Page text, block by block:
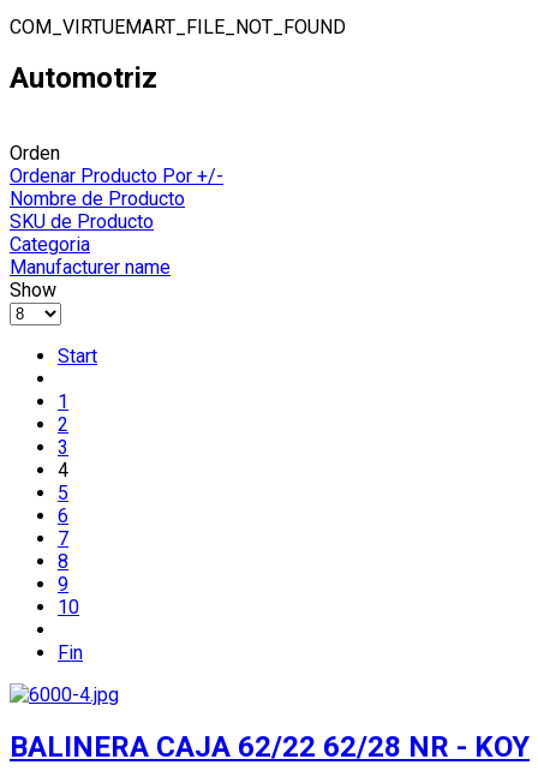
COM_VIRTUEMART_FILE_NOT_FOUND
Automotriz
Orden
Ordenar Producto Por +/-
Nombre de Producto
SKU de Producto
Categoria
Manufacturer name
Show
Start
1
2
3
4
5
6
7
8
9
10
Fin
BALINERA CAJA 62/22 62/28 NR - KOY